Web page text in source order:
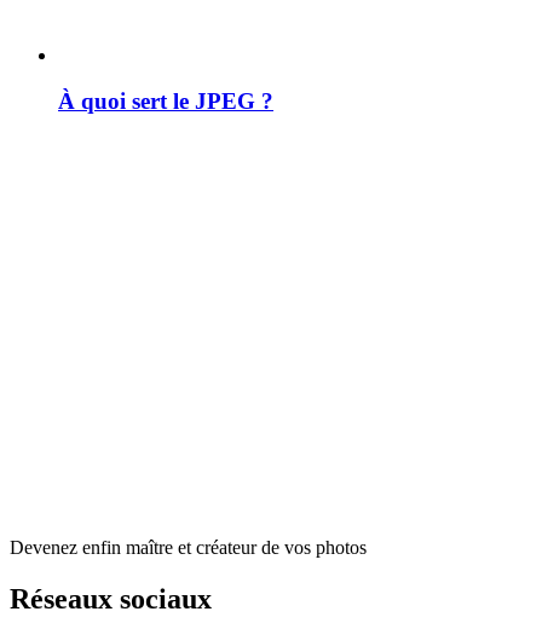
À quoi sert le JPEG ?
Devenez enfin maître et créateur de vos photos
Réseaux sociaux